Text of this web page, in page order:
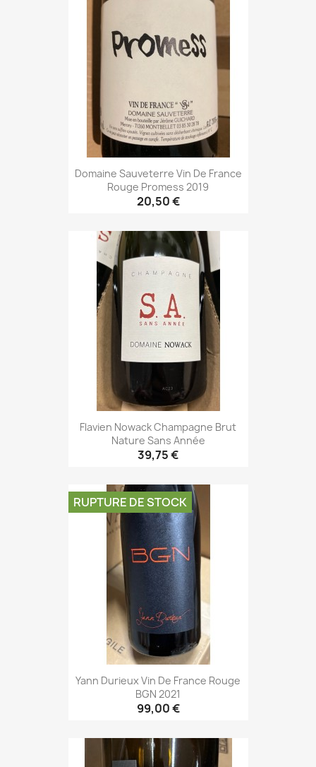
Domaine Sauveterre Vin De France
Rouge Promess 2019
20,50 €
Flavien Nowack Champagne Brut
Nature Sans Année
39,75 €
Yann Durieux Vin De France Rouge
BGN 2021
99,00 €
RUPTURE DE STOCK